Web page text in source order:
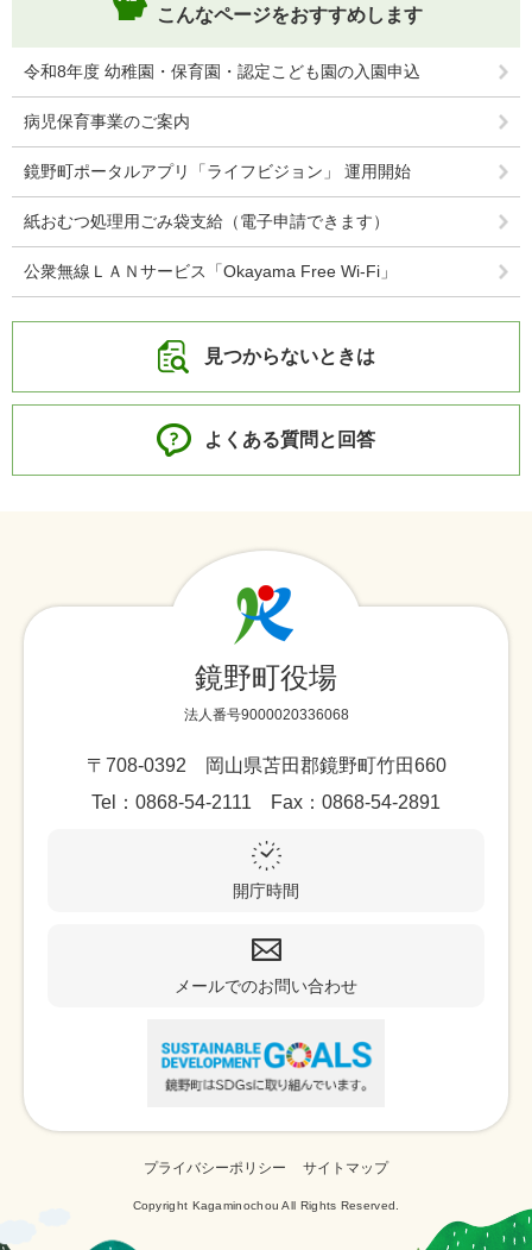
こんなページをおすすめします
令和8年度 幼稚園・保育園・認定こども園の入園申込
病児保育事業のご案内
鏡野町ポータルアプリ「ライフビジョン」 運用開始
紙おむつ処理用ごみ袋支給（電子申請できます）
公衆無線ＬＡＮサービス「Okayama Free Wi-Fi」
見つからないときは
よくある質問と回答
鏡野町役場
法人番号9000020336068
〒708-0392 岡山県苫田郡鏡野町竹田660
Tel：0868-54-2111 Fax：0868-54-2891
開庁時間
メールでのお問い合わせ
プライバシーポリシー サイトマップ
Copyright Kagaminochou All Rights Reserved.